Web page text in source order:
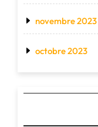
novembre 2023
octobre 2023